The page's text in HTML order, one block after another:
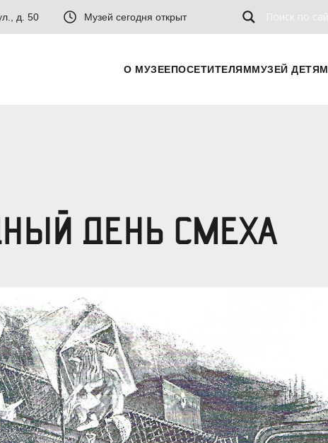
д. 50 Музей сегодня открыт
О МУЗЕЕПОСЕТИТЕЛЯММУЗЕЙ ДЕТЯМ
ДЕНЬ СМЕХА